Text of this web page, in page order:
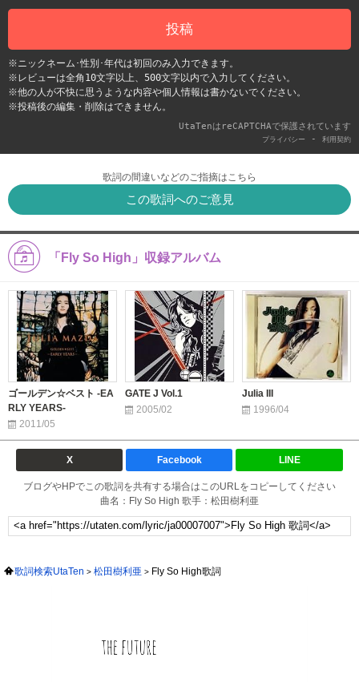
投稿
※ニックネーム･性別･年代は初回のみ入力できます。
※レビューは全角10文字以上、500文字以内で入力してください。
※他の人が不快に思うような内容や個人情報は書かないでください。
※投稿後の編集・削除はできません。
UtaTenはreCAPTCHAで保護されています
プライバシー - 利用契約
歌詞の間違いなどのご指摘はこちら
この歌詞へのご意見
「Fly So High」収録アルバム
ゴールデン☆ベスト -EA
RLY YEARS-
2011/05
GATE J Vol.1
2005/02
Julia III
1996/04
X Facebook LINE
ブログやHPでこの歌詞を共有する場合はこのURLをコピーしてください
曲名：Fly So High 歌手：松田樹利亜
歌詞検索UtaTen 松田樹利亜 Fly So High歌詞